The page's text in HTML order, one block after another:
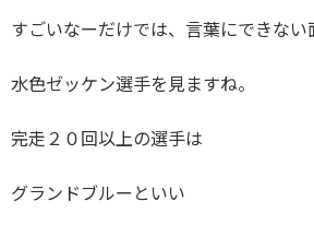
すごいなーだけでは、言葉にできない
水色ゼッケン選手を見ますね。
完走２０回以上の選手は
グランドブルーといい